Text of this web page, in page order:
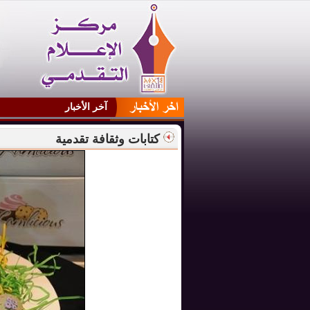
آخر الأخبار
كتابات وثقافة تقدمية